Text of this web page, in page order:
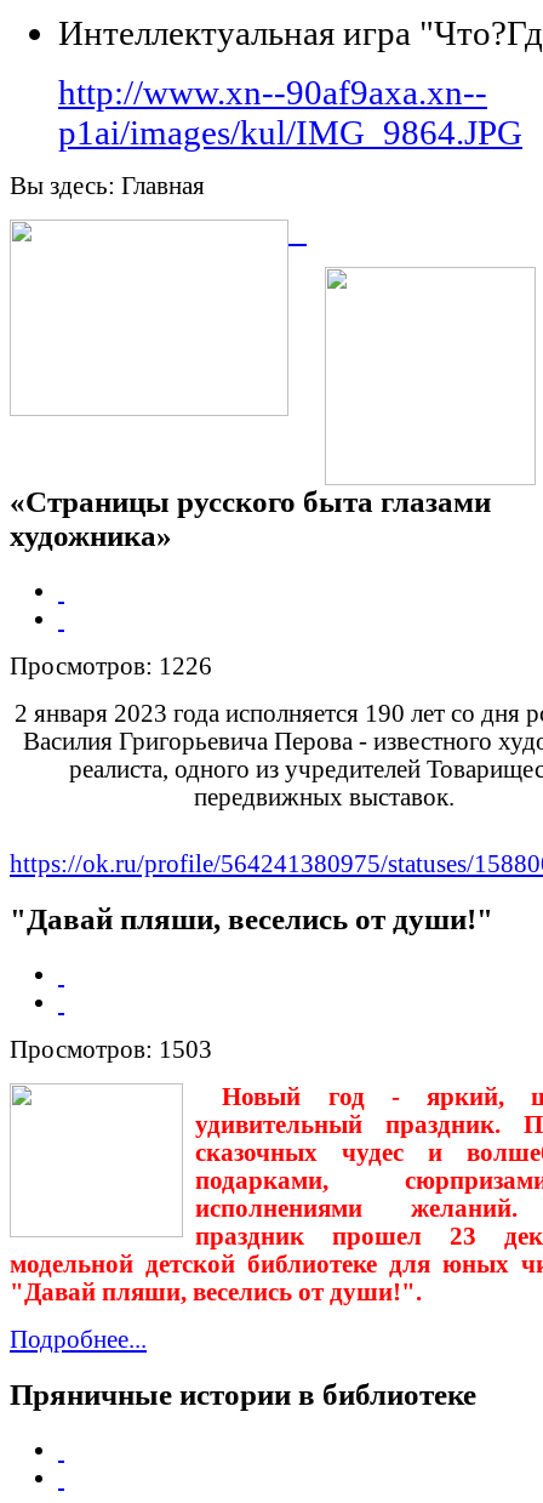
Интеллектуальная игра
http://www.xn--90af9axa.xn--
p1ai/images/kul/IMG_9864.JPG
Вы здесь: Главная
«Страницы русского быта глазами
художника»
Просмотров: 1226
2 января 2023 года исполняется 190 лет со дня
Василия Григорьевича Перова - известного
реалиста, одного из учредителей
передвижных выставок.
https://ok.ru/profile/564241380975/statuses/
"Давай пляши, веселись от души!"
Просмотров: 1503
Новый год - яркий,
удивительный праздник.
сказочных чудес и
подарками,
исполнениями
праздник прошел 23
модельной детской библиотеке для юных
"Давай пляши, веселись от души!".
Подробнее...
Пряничные истории в библиотеке